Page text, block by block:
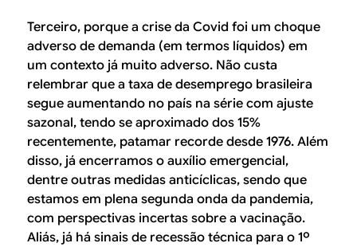
Terceiro, porque a crise da Covid foi um choque
adverso de demanda (em termos líquidos) em
um contexto já muito adverso. Não custa
relembrar que a taxa de desemprego brasileira
segue aumentando no país na série com ajuste
sazonal, tendo se aproximado dos 15%
recentemente, patamar recorde desde 1976. Além
disso, já encerramos o auxílio emergencial,
dentre outras medidas anticíclicas, sendo que
estamos em plena segunda onda da pandemia,
com perspectivas incertas sobre a vacinação.
Aliás, já há sinais de recessão técnica para o 1º